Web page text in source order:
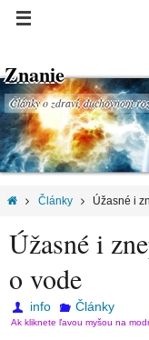
Znanie
Články o zdraví, duchovnom
Články Úžasné i
Úžasné i
o vode
info Články
Ak kliknete ľavou myšou na